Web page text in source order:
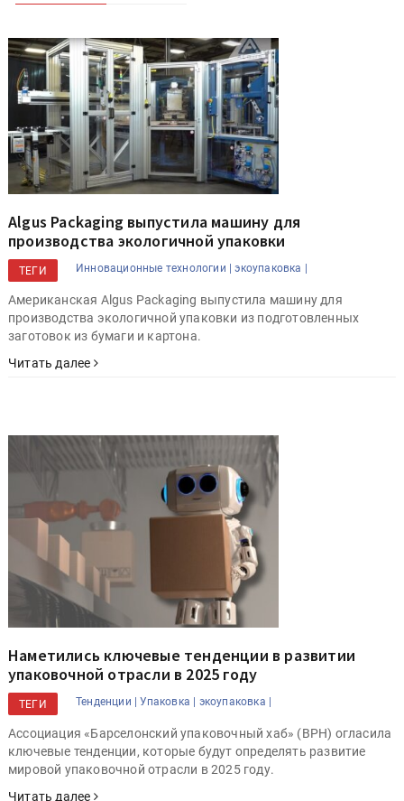
Algus Packaging выпустила машину для
производства экологичной упаковки
ТЕГИ Инновационные технологии | экоупаковка |
Американская Algus Packaging выпустила машину для
производства экологичной упаковки из подготовленных
заготовок из бумаги и картона.
Читать далее
Наметились ключевые тенденции в развитии
упаковочной отрасли в 2025 году
ТЕГИ Тенденции | Упаковка | экоупаковка |
Ассоциация «Барселонский упаковочный хаб» (BPH) огласила
ключевые тенденции, которые будут определять развитие
мировой упаковочной отрасли в 2025 году.
Читать далее